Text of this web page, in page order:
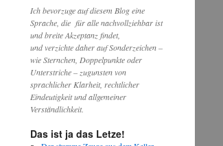
Ich bevorzuge auf diesem Blog eine
Sprache, die für alle nachvollziehbar ist
und breite Akzeptanz findet,
und verzichte daher auf Sonderzeichen –
wie Sternchen, Doppelpunkte oder
Unterstriche – zugunsten von
sprachlicher Klarheit, rechtlicher
Eindeutigkeit und allgemeiner
Verständlichkeit.
Das ist ja das Letze!